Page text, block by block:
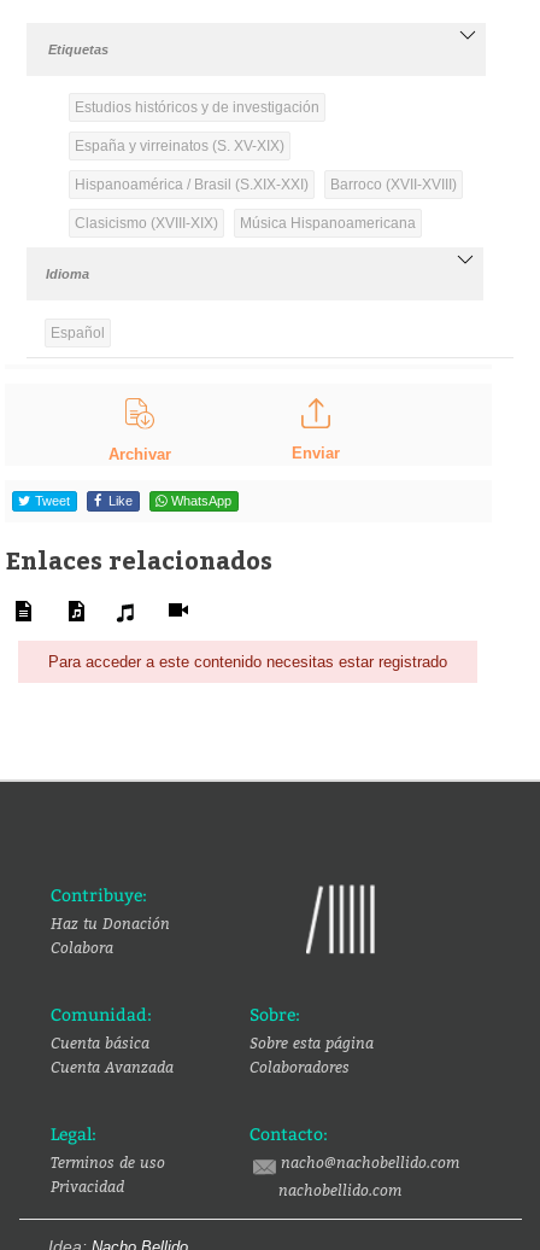
Etiquetas
Estudios históricos y de investigación
España y virreinatos (S. XV-XIX)
Hispanoamérica / Brasil (S.XIX-XXI) Barroco (XVII-XVIII)
Clasicismo (XVIII-XIX) Música Hispanoamericana
Idioma
Español
Archivar Enviar
Tweet Like WhatsApp
Enlaces relacionados
Para acceder a este contenido necesitas estar registrado
Contribuye:
Haz tu Donación
Colabora
Comunidad:
Cuenta básica
Cuenta Avanzada
Sobre:
Sobre esta página
Colaboradores
Legal:
Terminos de uso
Privacidad
Contacto:
nacho@nachobellido.com
nachobellido.com
Idea: